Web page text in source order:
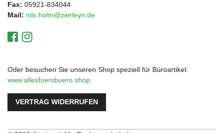
Fax: 05921-834044
Mail: nils.holm@zierleyn.de
Oder besuchen Sie unseren Shop speziell für Büroartikel:
www.allesfuersbuero.shop
VERTRAG WIDERRUFEN